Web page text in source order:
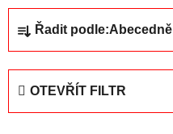
n
Řadit podle:Abecedně
OTEVŘÍT FILTR